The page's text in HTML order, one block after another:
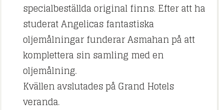
specialbeställda original finns. Efter att ha
studerat Angelicas fantastiska
oljemålningar funderar Asmahan på att
komplettera sin samling med en
oljemålning.
Kvällen avslutades på Grand Hotels
veranda.